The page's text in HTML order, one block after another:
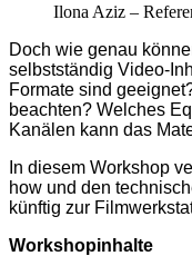
Ilona Aziz –
Doch wie genau
selbstständig Video-
Formate sind
beachten? Welches
Kanälen kann das
In diesem Workshop
how und den
künftig zur
Workshopinhalte